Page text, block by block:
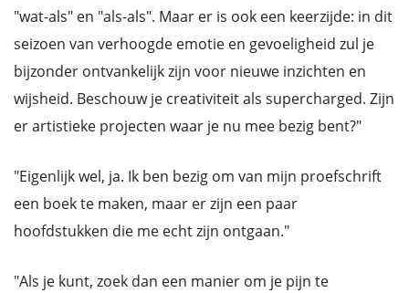
"wat-als" en "als-als". Maar er is ook een keerzijde: in dit
seizoen van verhoogde emotie en gevoeligheid zul je
bijzonder ontvankelijk zijn voor nieuwe inzichten en
wijsheid. Beschouw je creativiteit als supercharged. Zijn
er artistieke projecten waar je nu mee bezig bent?"
"Eigenlijk wel, ja. Ik ben bezig om van mijn proefschrift
een boek te maken, maar er zijn een paar
hoofdstukken die me echt zijn ontgaan."
"Als je kunt, zoek dan een manier om je pijn te